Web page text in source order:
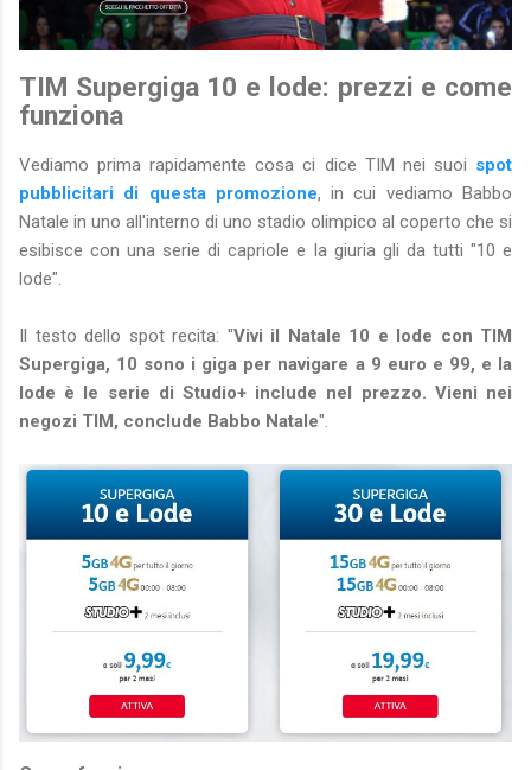
TIM Supergiga 10 e lode: prezzi e come
funziona
Vediamo prima rapidamente cosa ci dice TIM nei suoi spot
pubblicitari di questa promozione, in cui vediamo Babbo
Natale in uno all'interno di uno stadio olimpico al coperto che si
esibisce con una serie di capriole e la giuria gli da tutti "10 e
lode".
Il testo dello spot recita: "Vivi il Natale 10 e lode con TIM
Supergiga, 10 sono i giga per navigare a 9 euro e 99, e la
lode è le serie di Studio+ include nel prezzo. Vieni nei
negozi TIM, conclude Babbo Natale".